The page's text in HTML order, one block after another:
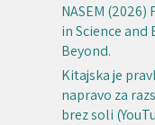
NASEM
in Science and
Beyond.
Kitajska je
napravo za
brez soli